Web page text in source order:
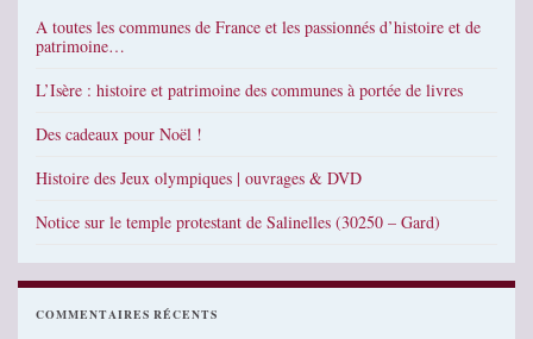
A toutes les communes de France et les passionnés d’histoire et de
patrimoine…
L’Isère : histoire et patrimoine des communes à portée de livres
Des cadeaux pour Noël !
Histoire des Jeux olympiques | ouvrages & DVD
Notice sur le temple protestant de Salinelles (30250 – Gard)
COMMENTAIRES RÉCENTS